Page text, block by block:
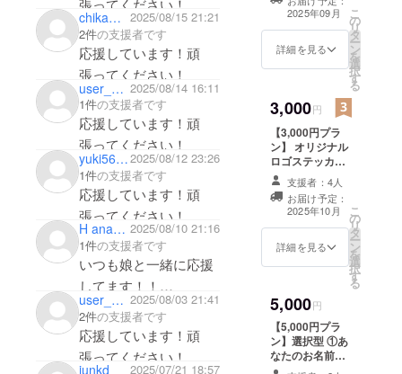
chikamax 2025/08/15 21:21
2件の支援者です
応援しています！頑
張ってください！
user_0af0ba1b6ea4 2025/08/14 16:11
1件の支援者です
応援しています！頑
張ってください！
yuki5610302025/08/12 23:26
1件の支援者です
応援しています！頑
張ってください！
H anako327 2025/08/10 21:16
1件の支援者です
いつも娘と一緒に応援
してます！！
頑張って下さい╰(*´︶
`*)╯♡!
user_48f1c77b9e74 2025/08/03 21:41
2件の支援者です
応援しています！頑
張ってください！
junkd
2025/07/21 18:57
送りします 提供
方法：メールに
URLを記載しま
す。備考欄にご
2025年09月
詳細を見る
こ
の
リ
タ
ー
ン
を
選
択
す
る
3,000円
【3,000円プラ
ン】 オリジナル
ロゴステッカー
＆メンバー直筆
お礼カード（郵
送） ・ステッ
カーサイズは
5×5インチ（約
127mm×127m
支援者：4人
お届け予定：
2025年10月
詳細を見る
こ
の
リ
タ
ー
ン
を
選
択
す
る
5,000円
【5,000円プラ
ン】選択型 ①あ
なたのお名前入
りお礼動画 提供